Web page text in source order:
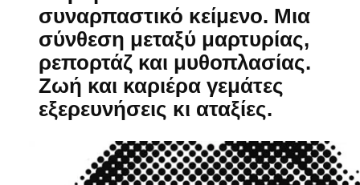
συναρπαστικό κείμενο. Μια
σύνθεση μεταξύ μαρτυρίας,
ρεπορτάζ και μυθοπλασίας.
Ζωή και καριέρα γεμάτες
εξερευνήσεις κι αταξίες.